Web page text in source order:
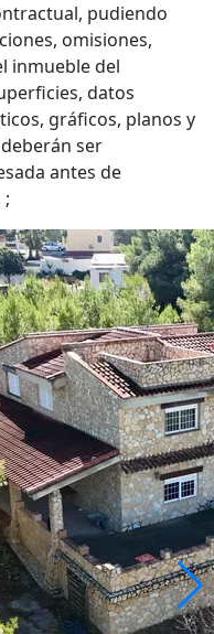
pudiendo
omisiones,
inmueble del
datos
gráficos, planos y
ser
antes de